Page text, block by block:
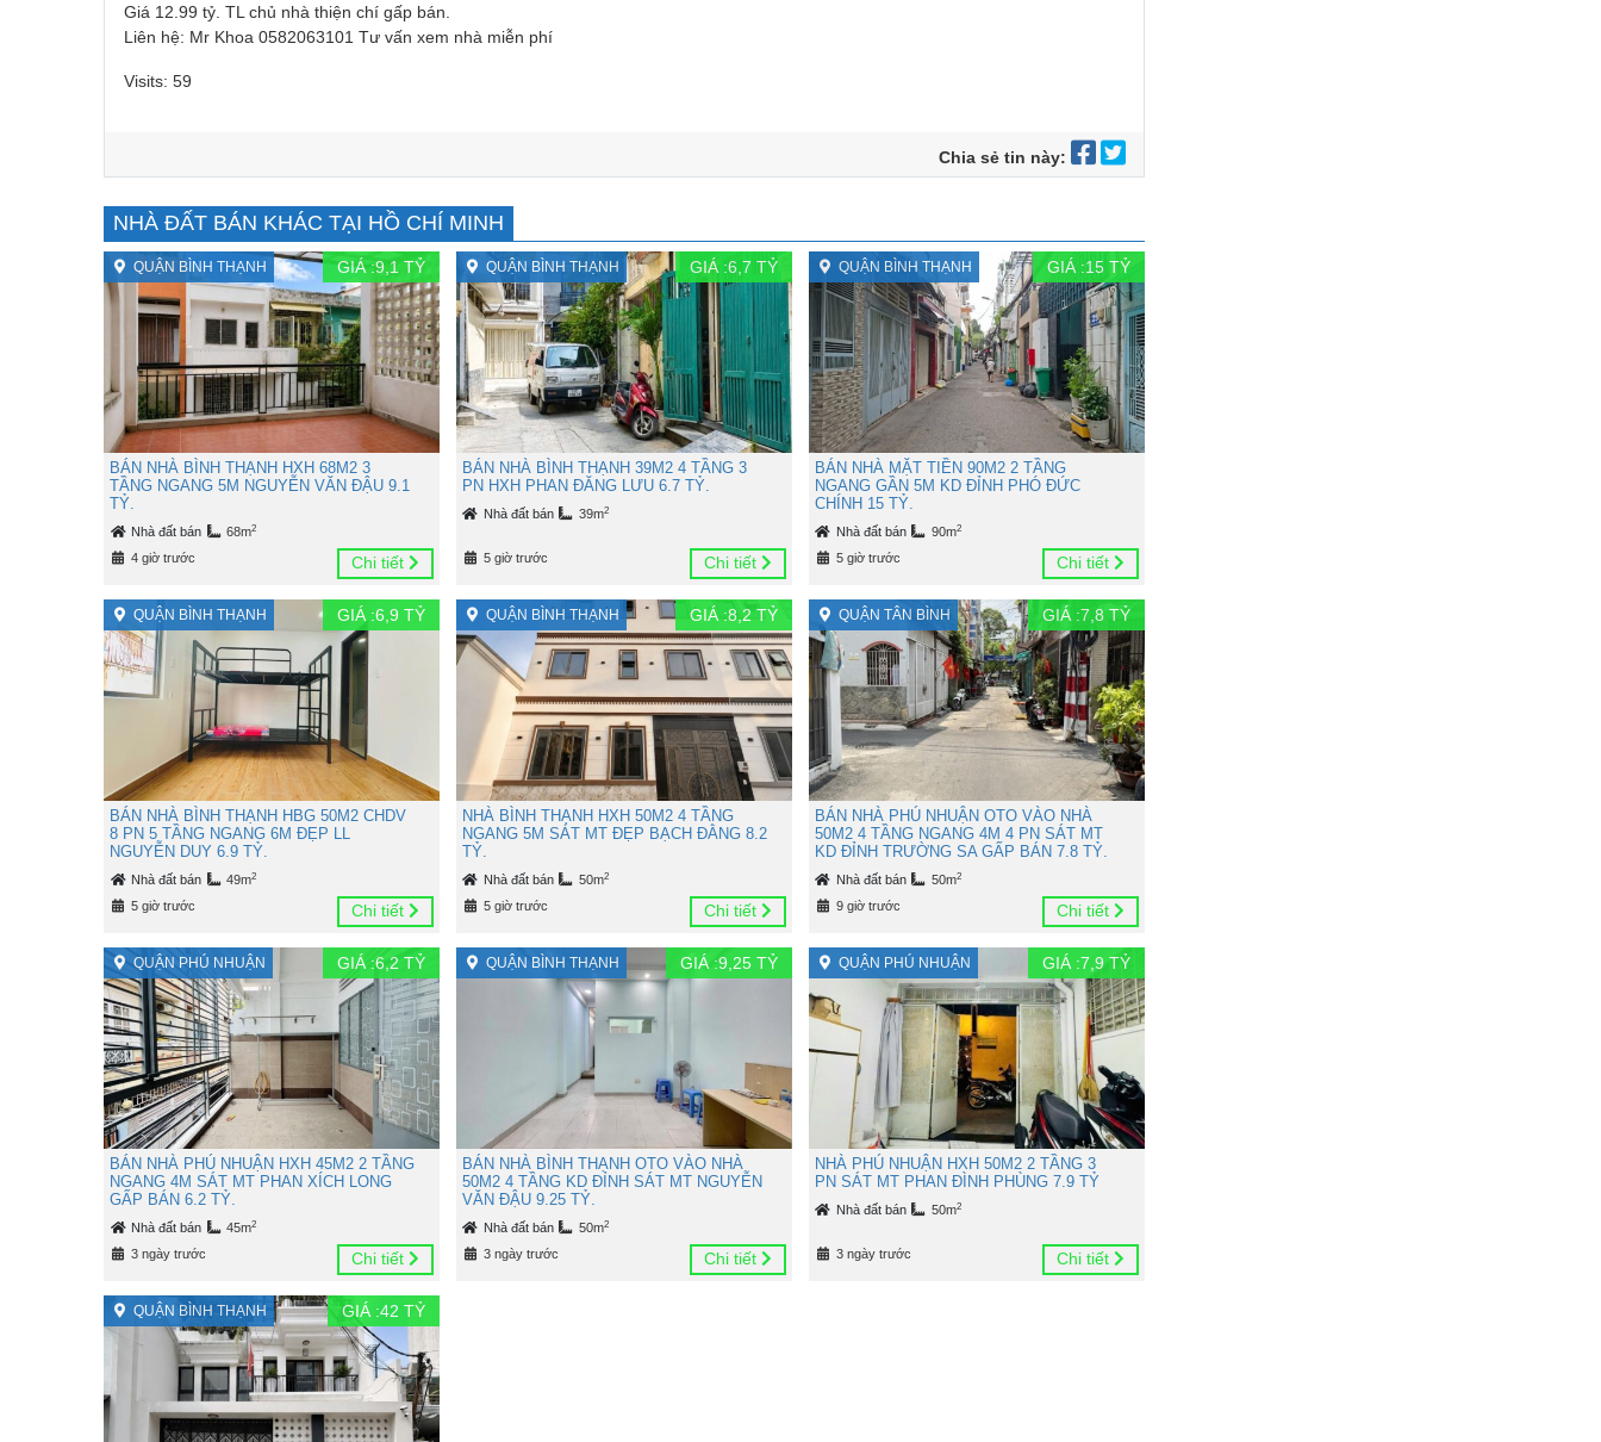
Giá 12.99 tỷ. TL chủ nhà thiện chí gấp bán.
Liên hệ: Mr Khoa 0582063101 Tư vấn xem nhà miễn phí
Visits: 59
Chia sẻ tin này:
NHÀ ĐẤT BÁN KHÁC TẠI HỒ CHÍ MINH
QUẬN BÌNH THẠNH GIÁ :9,1 TỶ
BÁN NHÀ BÌNH THẠNH HXH 68M2 3
TẦNG NGANG 5M NGUYỄN VĂN ĐẬU 9.1
TỶ.
Nhà đất bán 68m2
4 giờ trước Chi tiết
QUẬN BÌNH THẠNH GIÁ :6,7 TỶ
BÁN NHÀ BÌNH THẠNH 39M2 4 TẦNG 3
PN HXH PHAN ĐĂNG LƯU 6.7 TỶ.
Nhà đất bán 39m2
5 giờ trước Chi tiết
QUẬN BÌNH THẠNH GIÁ :15TỶ
BÁN NHÀ MẶT TIỀN 90M2 2 TẦNG
NGANG GẦN 5M KD ĐỈNH PHÓ ĐỨC
CHÍNH 15 TỶ.
Nhà đất bán 90m2
5 giờ trước Chi tiết
QUẬN BÌNH THẠNH GIÁ :6,9 TỶ
BÁN NHÀ BÌNH THẠNH HBG 50M2 CHDV
8 PN 5 TẦNG NGANG 6M ĐẸP LL
NGUYỄN DUY 6.9 TỶ.
Nhà đất bán 49m2
5 giờ trước Chi tiết
QUẬN BÌNH THẠNH GIÁ :8,2 TỶ
NHÀ BÌNH THẠNH HXH 50M2 4 TẦNG
NGANG 5M SÁT MT ĐẸP BẠCH ĐẰNG 8.2
TỶ.
Nhà đất bán 50m2
5 giờ trước Chi tiết
QUẬN TÂN BÌNH GIÁ :7,8 TỶ
BÁN NHÀ PHÚ NHUẬN OTO VÀO NHÀ
50M2 4 TẦNG NGANG 4M 4 PN SÁT MT
KD ĐỈNH TRƯỜNG SA GẤP BÁN 7.8 TỶ.
Nhà đất bán 50m2
9 giờ trước Chi tiết
QUẬN PHÚ NHUẬN GIÁ :6,2 TỶ
BÁN NHÀ PHÚ NHUẬN HXH 45M2 2 TẦNG
NGANG 4M SÁT MT PHAN XÍCH LONG
GẤP BÁN 6.2 TỶ.
Nhà đất bán 45m2
3 ngày trước Chi tiết
QUẬN BÌNH THẠNH GIÁ :9,25TỶ
BÁN NHÀ BÌNH THẠNH OTO VÀO NHÀ
50M2 4 TẦNG KD ĐỈNH SÁT MT NGUYỄN
VĂN ĐẬU 9.25 TỶ.
Nhà đất bán 50m2
3 ngày trước Chi tiết
QUẬN PHÚ NHUẬN GIÁ :7,9TỶ
NHÀ PHÚ NHUẬN HXH 50M2 2 TẦNG 3
PN SÁT MT PHAN ĐÌNH PHÙNG 7.9 TỶ
Nhà đất bán 50m2
3 ngày trước Chi tiết
QUẬN BÌNH THẠNH GIÁ :42 TỶ